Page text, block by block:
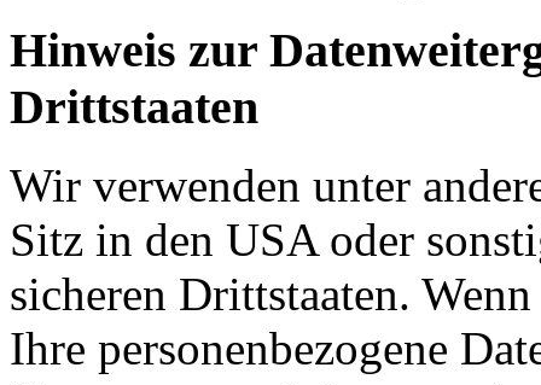
Hinweis zur
Drittstaaten
Wir verwenden unter
Sitz in den USA oder
sicheren Drittstaaten.
Ihre personenbezogene